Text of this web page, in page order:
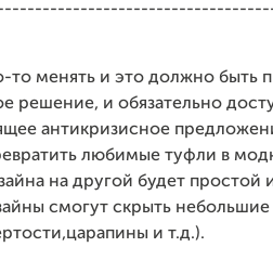
то менять и это должно быть
решение, и обязательно
антикризисное
любимые туфли в
на другой будет простой
смогут скрыть
и т.д.).